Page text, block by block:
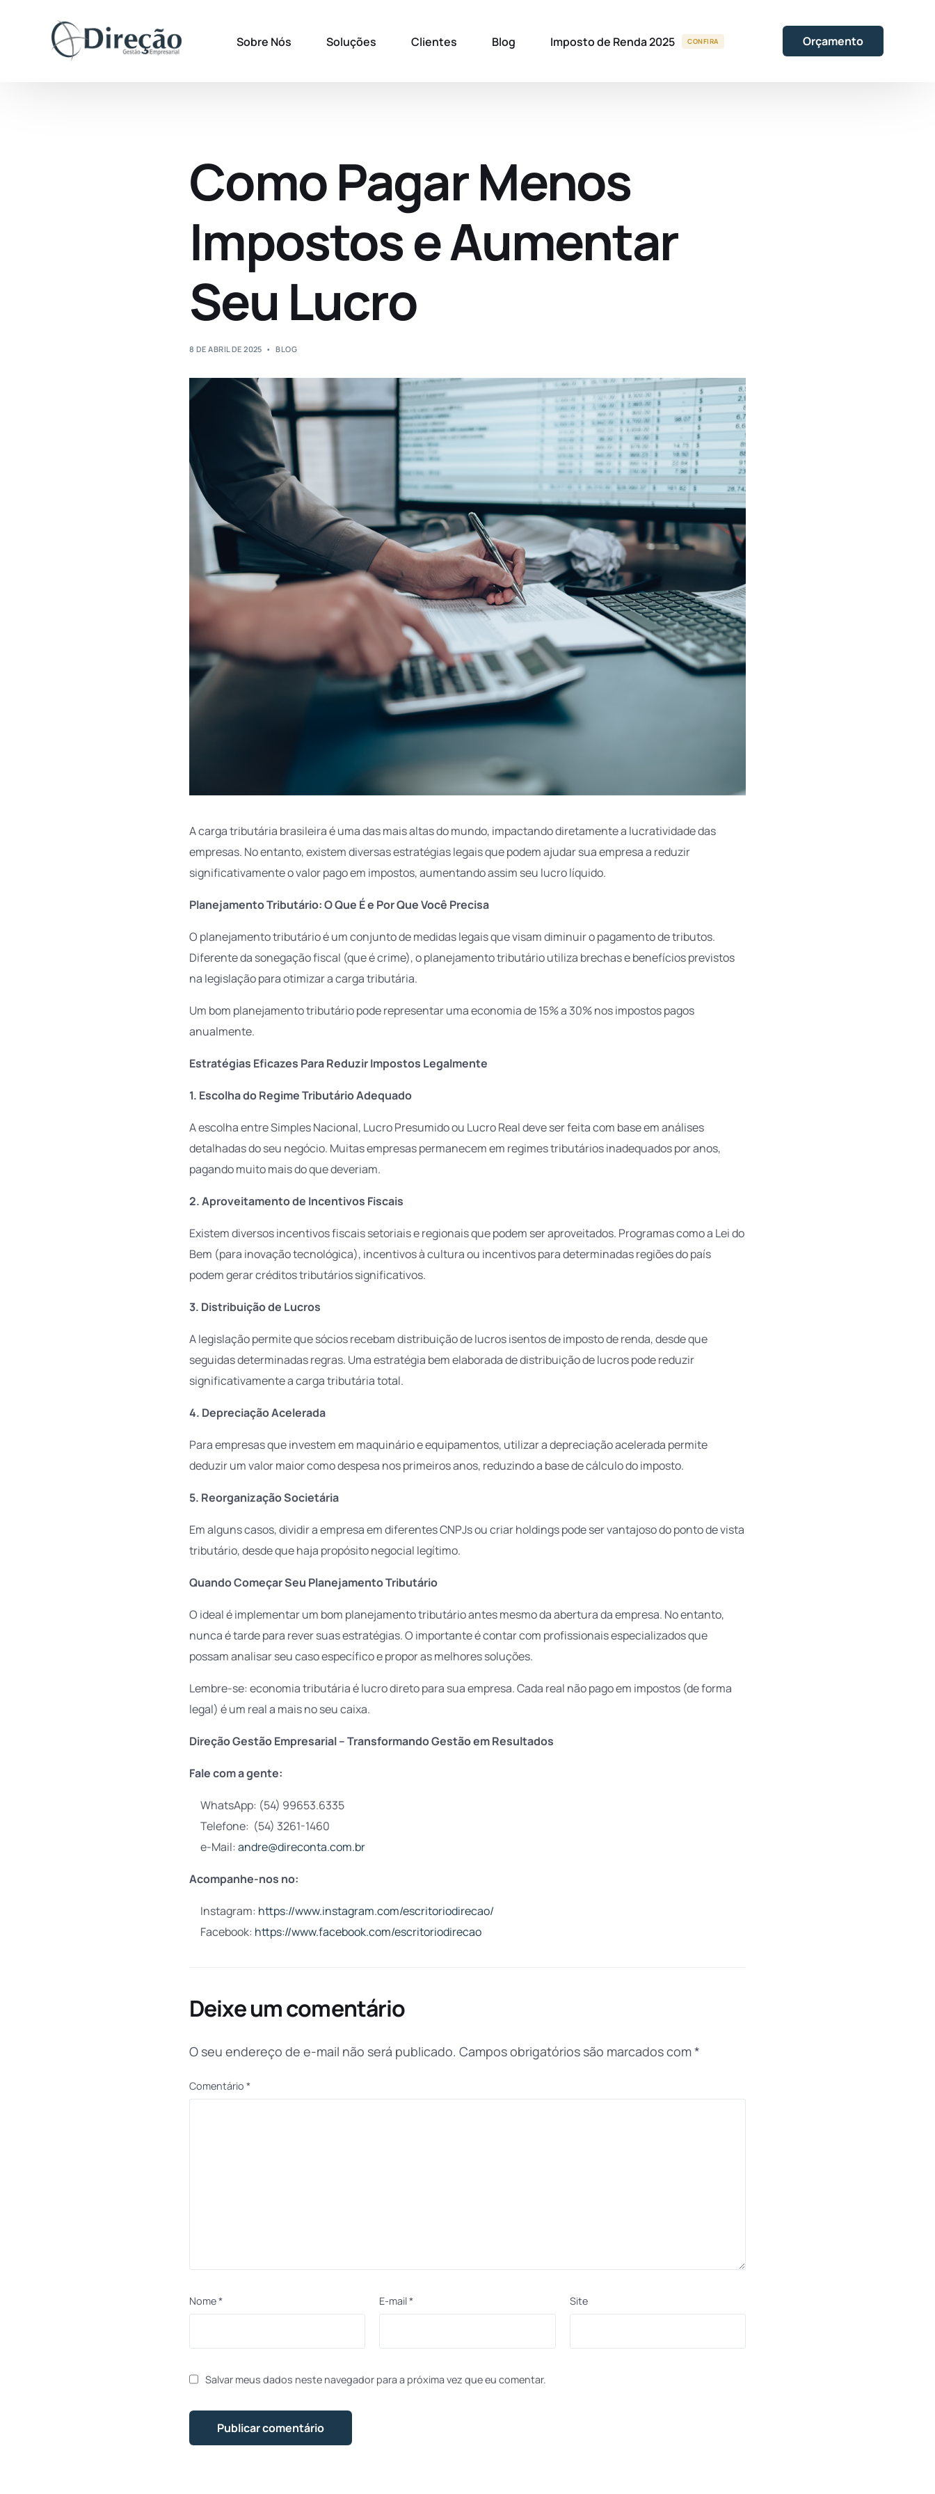
Sobre Nós Soluções Clientes Blog Imposto de Renda 2025 CONFIRA Orçamento
Como Pagar Menos
Impostos e Aumentar
Seu Lucro
8 DE ABRIL DE 2025 BLOG
A carga tributária brasileira é uma das mais altas do mundo, impactando diretamente a lucratividade das
empresas. No entanto, existem diversas estratégias legais que podem ajudar sua empresa a reduzir
significativamente o valor pago em impostos, aumentando assim seu lucro líquido.
Planejamento Tributário: O Que É e Por Que Você Precisa
O planejamento tributário é um conjunto de medidas legais que visam diminuir o pagamento de tributos.
Diferente da sonegação fiscal (que é crime), o planejamento tributário utiliza brechas e benefícios previstos
na legislação para otimizar a carga tributária.
Um bom planejamento tributário pode representar uma economia de 15% a 30% nos impostos pagos
anualmente.
Estratégias Eficazes Para Reduzir Impostos Legalmente
1. Escolha do Regime Tributário Adequado
A escolha entre Simples Nacional, Lucro Presumido ou Lucro Real deve ser feita com base em análises
detalhadas do seu negócio. Muitas empresas permanecem em regimes tributários inadequados por anos,
pagando muito mais do que deveriam.
2. Aproveitamento de Incentivos Fiscais
Existem diversos incentivos fiscais setoriais e regionais que podem ser aproveitados. Programas como a Lei do
Bem (para inovação tecnológica), incentivos à cultura ou incentivos para determinadas regiões do país
podem gerar créditos tributários significativos.
3. Distribuição de Lucros
A legislação permite que sócios recebam distribuição de lucros isentos de imposto de renda, desde que
seguidas determinadas regras. Uma estratégia bem elaborada de distribuição de lucros pode reduzir
significativamente a carga tributária total.
4. Depreciação Acelerada
Para empresas que investem em maquinário e equipamentos, utilizar a depreciação acelerada permite
deduzir um valor maior como despesa nos primeiros anos, reduzindo a base de cálculo do imposto.
5. Reorganização Societária
Em alguns casos, dividir a empresa em diferentes CNPJs ou criar holdings pode ser vantajoso do ponto de vista
tributário, desde que haja propósito negocial legítimo.
Quando Começar Seu Planejamento Tributário
O ideal é implementar um bom planejamento tributário antes mesmo da abertura da empresa. No entanto,
nunca é tarde para rever suas estratégias. O importante é contar com profissionais especializados que
possam analisar seu caso específico e propor as melhores soluções.
Lembre-se: economia tributária é lucro direto para sua empresa. Cada real não pago em impostos (de forma
legal) é um real a mais no seu caixa.
Direção Gestão Empresarial – Transformando Gestão em Resultados
Fale com a gente:
WhatsApp: (54) 99653.6335
Telefone: (54) 3261-1460
e-Mail: andre@direconta.com.br
Acompanhe-nos no:
Instagram: https://www.instagram.com/escritoriodirecao/
Facebook: https://www.facebook.com/escritoriodirecao
Deixe um comentário
O seu endereço de e-mail não será publicado. Campos obrigatórios são marcados com*
Comentário *
Nome* E-mail* Site
Salvar meus dados neste navegador para a próxima vez que eu comentar.